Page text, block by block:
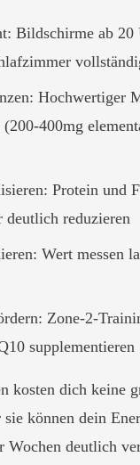
Bildschirme ab 20
Hochwertiger
400mg
Protein und
reduzieren
Wert messen
Zone-2-
supplementieren
kosten dich keine
können dein
Wochen deutlich